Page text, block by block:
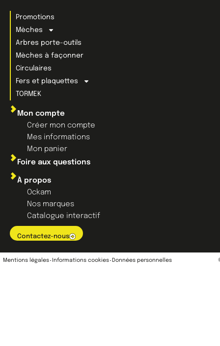
À propos
Ockam
Nos marques
Catalogue interactif
Contactez-nous
Promotions
Mèches
Arbres porte-outils
Mèches à façonner
Circulaires
Fers et plaquettes
TORMEK
Mon compte
Créer mon compte
Mes informations
Mon panier
Foire aux questions
Mentions légales Informations cookies Données personnelles